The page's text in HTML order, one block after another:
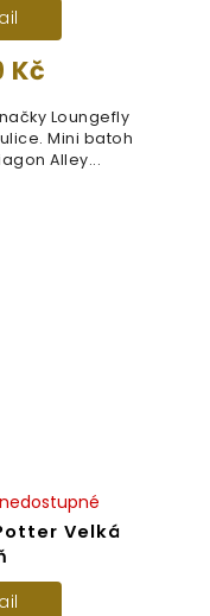
Kč
Loungefly
Mini batoh
Alley...
Velká